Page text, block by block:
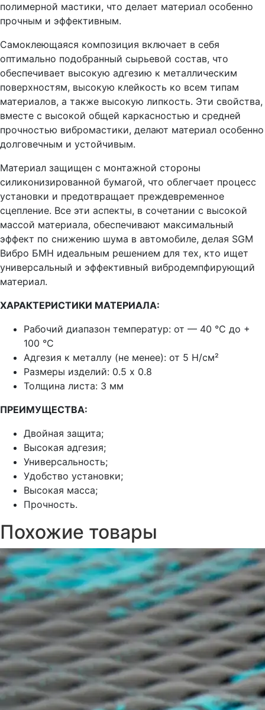
полимерной мастики, что делает материал особенно
прочным и эффективным.
Самоклеющаяся композиция включает в себя
оптимально подобранный сырьевой состав, что
обеспечивает высокую адгезию к металлическим
поверхностям, высокую клейкость ко всем типам
материалов, а также высокую липкость. Эти свойства,
вместе с высокой общей каркасностью и средней
прочностью вибромастики, делают материал особенно
долговечным и устойчивым.
Материал защищен с монтажной стороны
силиконизированной бумагой, что облегчает процесс
установки и предотвращает преждевременное
сцепление. Все эти аспекты, в сочетании с высокой
массой материала, обеспечивают максимальный
эффект по снижению шума в автомобиле, делая SGM
Вибро БМН идеальным решением для тех, кто ищет
универсальный и эффективный вибродемпфирующий
материал.
ХАРАКТЕРИСТИКИ МАТЕРИАЛА:
Рабочий диапазон температур: от — 40 °C до +
100 °C
Адгезия к металлу (не менее): от 5 Н/см²
Размеры изделий: 0.5 х 0.8
Толщина листа: 3 мм
ПРЕИМУЩЕСТВА:
Двойная защита;
Высокая адгезия;
Универсальность;
Удобство установки;
Высокая масса;
Прочность.
Похожие товары